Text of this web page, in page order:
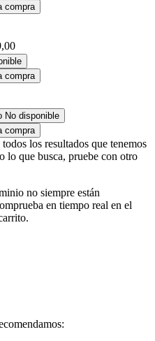
compra
compra
No disponible
compra
todos los resultados que tenemos
lo que busca, pruebe con otro
no siempre están
en tiempo real en el